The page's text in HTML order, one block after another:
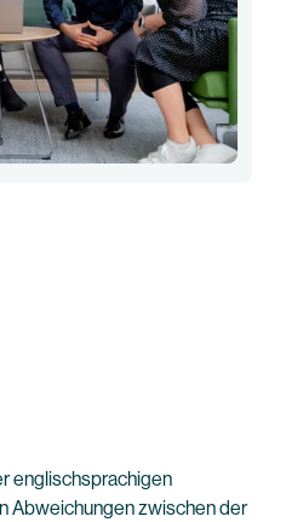
englischsprachigen
Abweichungen zwischen der